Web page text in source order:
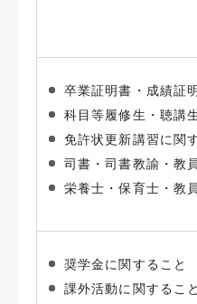
卒業証明書・成績証
科目等履修生・聴講
免許状更新講習に関
司書・司書教諭・教
栄養士・保育士・教
奨学金に関すること
課外活動に関すること